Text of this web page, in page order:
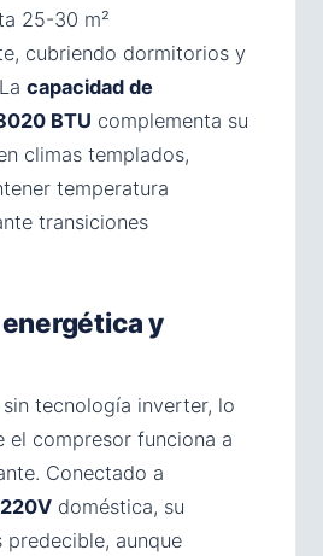
25-30 m²
cubriendo dormitorios y
capacidad de
BTU complementa su
climas templados,
temperatura
transiciones
y
tecnología inverter, lo
el compresor funciona a
Conectado a
220V doméstica, su
predecible, aunque